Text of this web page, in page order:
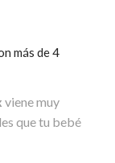
más de 4
viene muy
que tu bebé